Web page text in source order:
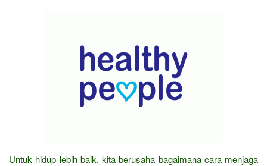
Untuk hidup lebih baik, kita berusaha bagaimana cara menjaga